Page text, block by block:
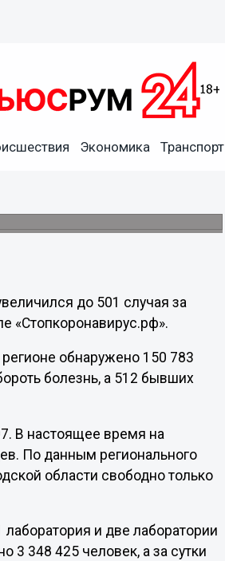
Экономика Транспорт
до 501 случая за
«Стопкоронавирус.рф».
обнаружено 150 783
болезнь, а 512 бывших
В настоящее время на
По данным регионального
области свободно только
и две лаборатории
3 348 425 человек, а за сутки